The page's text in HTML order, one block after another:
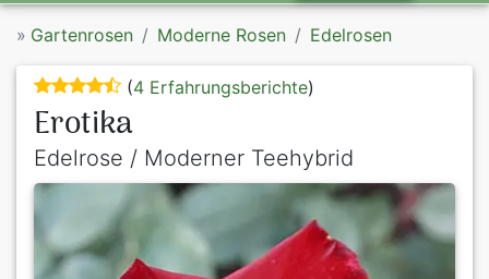
» Gartenrosen Moderne Rosen Edelrosen
(4 Erfahrungsberichte)
Erotika
Edelrose / Moderner Teehybrid